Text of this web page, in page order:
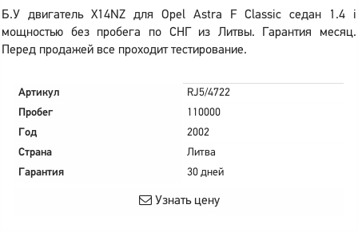
Б.У двигатель X14NZ для Opel Astra F Classic седан 1.4 i
мощностью без пробега по СНГ из Литвы. Гарантия месяц.
Перед продажей все проходит тестирование.
Артикул
RJ5/4722
Пробег
110000
Год
2002
Страна
Литва
Гарантия
30 дней
Узнать цену